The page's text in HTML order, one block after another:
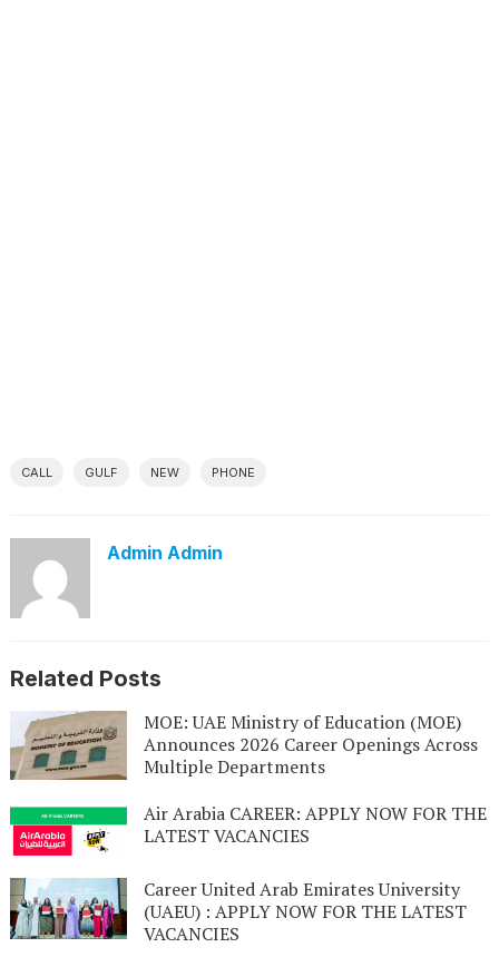
CALL GULF NEW PHONE
Admin Admin
Related Posts
MOE: UAE Ministry of Education (MOE)
Announces 2026 Career Openings Across
Multiple Departments
Air Arabia CAREER: APPLY NOW FOR THE
LATEST VACANCIES
Career United Arab Emirates University
(UAEU) : APPLY NOW FOR THE LATEST
VACANCIES